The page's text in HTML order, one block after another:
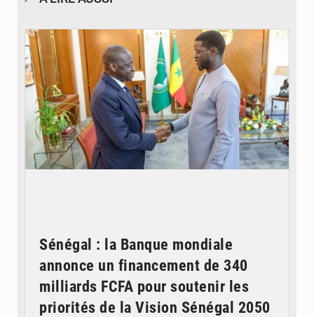
Sénégal : la Banque mondiale
annonce un financement de 340
milliards FCFA pour soutenir les
priorités de la Vision Sénégal 2050